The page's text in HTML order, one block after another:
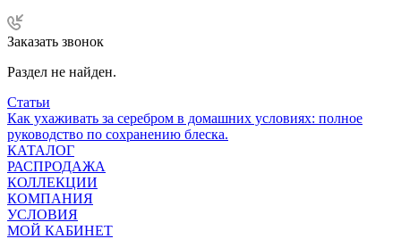
Заказать звонок
Раздел не найден.
Статьи
Как ухаживать за серебром в домашних условиях: полное
руководство по сохранению блеска.
КАТАЛОГ
РАСПРОДАЖА
КОЛЛЕКЦИИ
КОМПАНИЯ
УСЛОВИЯ
МОЙ КАБИНЕТ